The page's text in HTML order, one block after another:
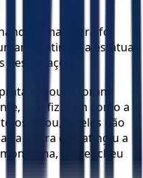
uma pedra foi
atingiu a estátua
e o ouro foram
e se fizeram como a
os levou, e deles não
a pedra que atingiu a
que encheu